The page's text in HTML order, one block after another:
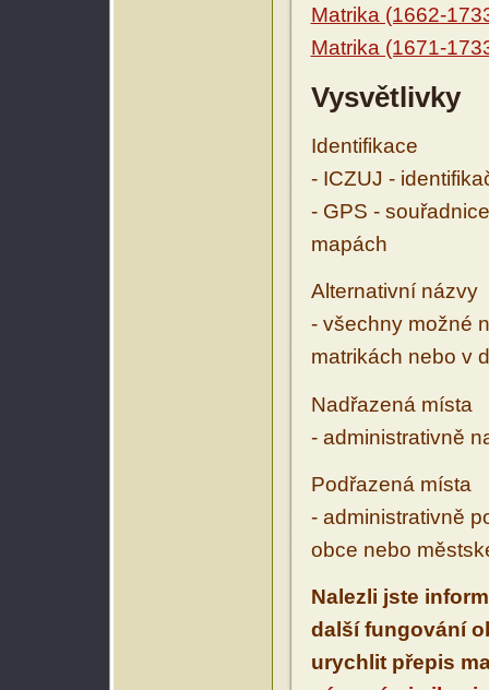
Matrika (1662-
Matrika (1671-
Vysvětlivky
Identifikace
- ICZUJ -
- GPS -
mapách
Alternativní názvy
- všechny možné
matrikách nebo v
Nadřazená místa
- administrativně
Podřazená místa
- administrativně
obce nebo
Nalezli jste
další fungování
urychlit přepis